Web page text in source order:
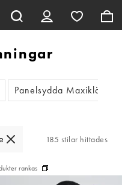
Panelsydda
185 stilar hittades
rankas